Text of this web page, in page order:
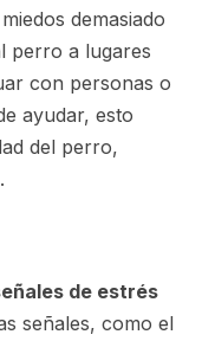
demasiado
perro a lugares
con personas o
ayudar, esto
del perro,
de estrés
señales, como el